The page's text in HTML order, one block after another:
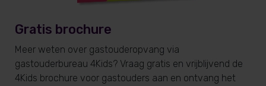
Gratis brochure
Meer weten over gastouderopvang via
gastouderbureau 4Kids? Vraag gratis en vrijblijvend de
4Kids brochure voor gastouders aan en ontvang het